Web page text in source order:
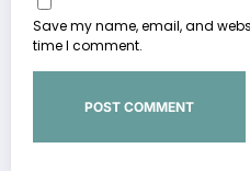
Save my name, email, and
time I comment.